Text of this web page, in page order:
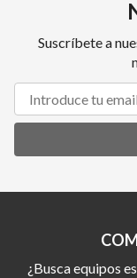
Suscríbete a
¿Busca equipos